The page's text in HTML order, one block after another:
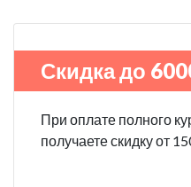
Скидка до
При оплате полного
получаете скидку от